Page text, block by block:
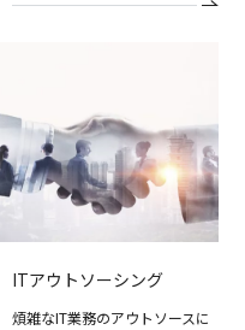
ITアウトソーシング
煩雑なIT業務のアウトソースに